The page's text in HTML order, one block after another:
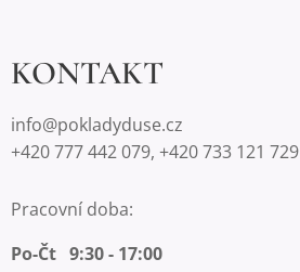
KONTAKT
info@pokladyduse.cz
+420 777 442 079, +420 733 121 729
Pracovní doba:
Po-Čt 9:30 - 17:00